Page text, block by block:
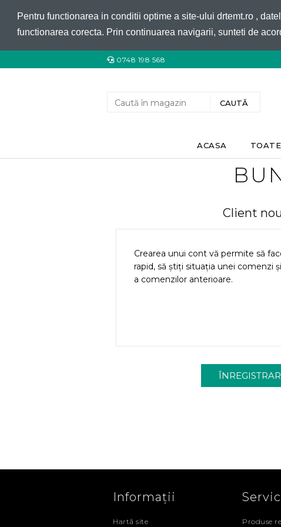
Pentru functionarea in conditii optime a site-ului drtemt.ro ,
functionarea corecta. Prin continuarea navigarii, sunteti de
0748 198 568
ACASA
Client
Crearea unui cont vă permite să
rapid, să știți situația unei comenzi
a comenzilor anterioare.
Informații
Hartă site Produse